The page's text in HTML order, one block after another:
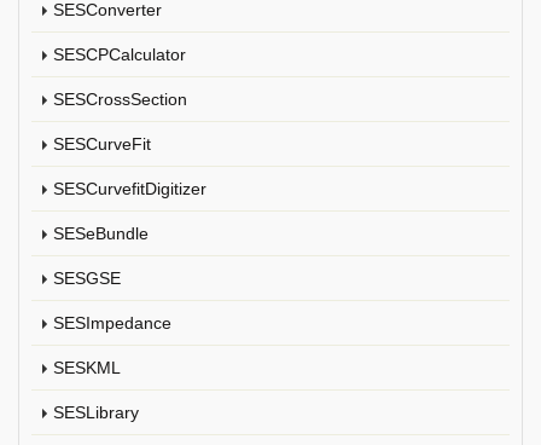
SESConverter
SESCPCalculator
SESCrossSection
SESCurveFit
SESCurvefitDigitizer
SESeBundle
SESGSE
SESImpedance
SESKML
SESLibrary